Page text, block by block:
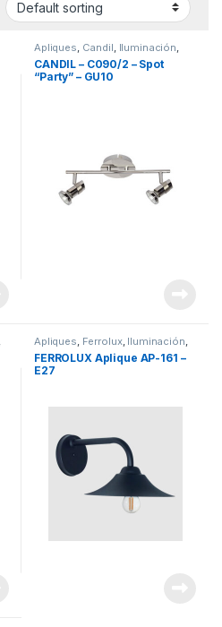
Apliques, Candil, Iluminación,
Marcas
CANDIL – C090/2 – Spot
“Party” – GU10
Apliques Ferrolux, Iluminación
Marcas
FERROLUX Aplique AP-161 –
E27